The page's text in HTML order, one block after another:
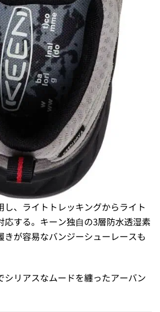
、ライトトレッキングからライト
する。キーン独⾃の3層防水透湿素
が容易なバンジーシューレースも
リアスなムードを纏ったアーバン